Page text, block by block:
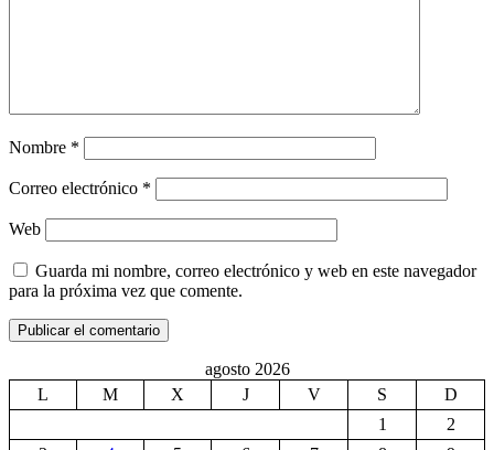
Nombre *
Correo electrónico *
Web
Guarda mi nombre, correo electrónico y web en este navegador
para la próxima vez que comente.
agosto 2026
L
M X J V S
D
1
2